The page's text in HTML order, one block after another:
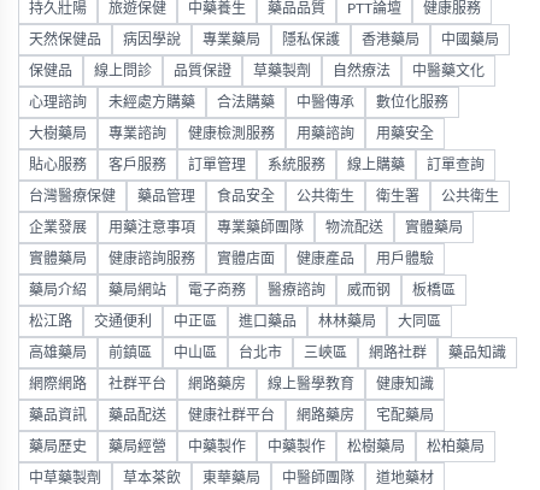
持久壯陽 旅遊保健 中藥養生 藥品品質 PTT論壇 健康服務
天然保健品 病因學說 專業藥局 隱私保護 香港藥局 中國藥局
保健品 線上問診 品質保證 草藥製劑 自然療法 中醫藥文化
心理諮詢 未經處方購藥 合法購藥 中醫傳承 數位化服務
大樹藥局 專業諮詢 健康檢測服務 用藥諮詢 用藥安全
貼心服務 客戶服務 訂單管理 系統服務 線上購藥 訂單查詢
台灣醫療保健 藥品管理 食品安全 公共衛生 衛生署 公共衛生
企業發展 用藥注意事項 專業藥師團隊 物流配送 實體藥局
實體藥局 健康諮詢服務 實體店面 健康產品 用戶體驗
藥局介紹 藥局網站 電子商務 醫療諮詢 威而钢 板橋區
松江路 交通便利 中正區 進口藥品 林林藥局 大同區
高雄藥局 前鎮區 中山區 台北市 三峽區 網路社群 藥品知識
網際網路 社群平台 網路藥房 線上醫學教育 健康知識
藥品資訊 藥品配送 健康社群平台 網路藥房 宅配藥局
藥局歷史 藥局經營 中藥製作 中藥製作 松樹藥局 松柏藥局
中草藥製劑 草本茶飲 東華藥局 中醫師團隊 道地藥材